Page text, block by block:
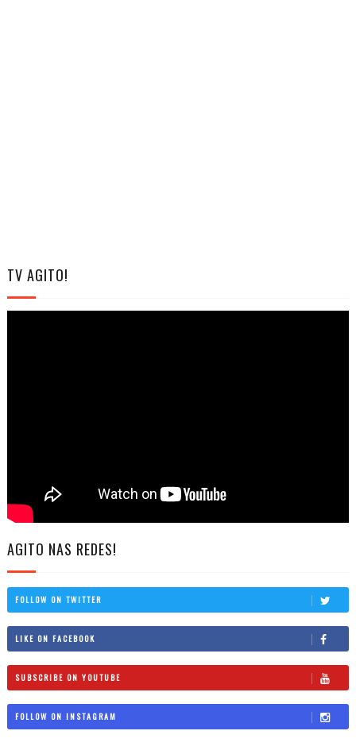
TV AGITO!
AGITO NAS REDES!
FOLLOW ON TWITTER
LIKE ON FACEBOOK
SUBSCRIBE ON YOUTUBE
FOLLOW ON INSTAGRAM